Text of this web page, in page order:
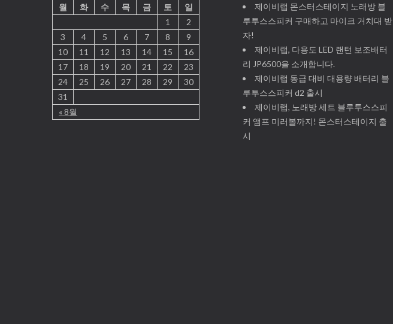
월
화 수 목 금 토 일
« 8월
1
2
3
4 5 6 7 8
9
10
11 12 13 14 15
16
17
18 19 20 21 22
23
24
25 26 27 28 29
30
31
제이비랩 몬스터스테이지 노래방 블
루투스스피커 구매하고 마이크 거치대 받
자!
제이비랩, 다용도 LED 랜턴 보조배터
리 JP6500을 소개합니다.
제이비랩 동급 대비 대용량 배터리 블
루투스스피커 d2 출시
제이비랩, 노래방 세트 블루투스스피
커 앰프 미러볼까지! 몬스터스테이지 출
시